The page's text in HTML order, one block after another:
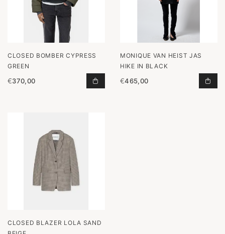
CLOSED BOMBER CYPRESS
GREEN
€370,00 BOMBER CYPRESS GREEN
MONIQUE VAN HEIST JAS
HIKE IN BLACK
€465,00
CLOSED BLAZER LOLA SAND